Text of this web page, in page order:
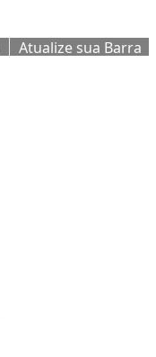
Atualize sua Barra